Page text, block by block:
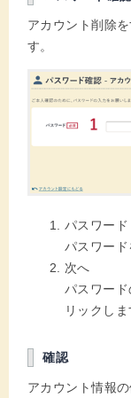
アカウント削除
す。
パスワード
パスワード
次へ
パスワー
リックしま
確認
アカウント情報